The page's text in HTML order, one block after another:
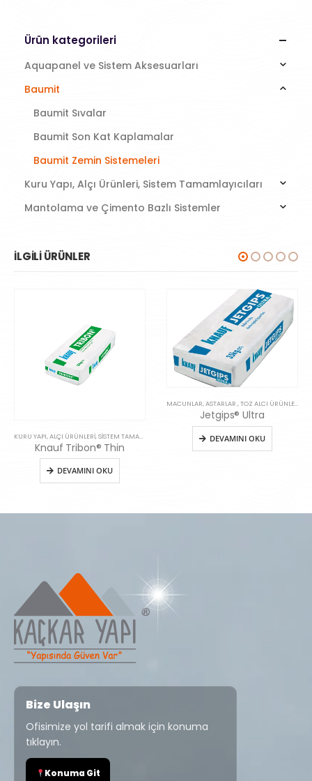
Ürün kategorileri
Aquapanel ve Sistem Aksesuarları
Baumit
Baumit Sıvalar
Baumit Son Kat Kaplamalar
Baumit Zemin Sistemeleri
Kuru Yapı, Alçı Ürünleri, Sistem Tamamlayıcıları
Mantolama ve Çimento Bazlı Sistemler
İLGILI ÜRÜNLER
KURU YAPI, ALÇI ÜRÜNLERI, SISTEM TAMAMLAYICILARI ZEMIN SISTEMLERI
Knauf Tribon® Thin
DEVAMINI OKU
MACUNLAR, ASTARLAR , TOZ ALCI ÜRÜNLERI
Jetgips® Ultra
DEVAMINI OKU
Bize Ulaşın
Ofisimize yol tarifi almak için konuma
tıklayın.
Konuma Git